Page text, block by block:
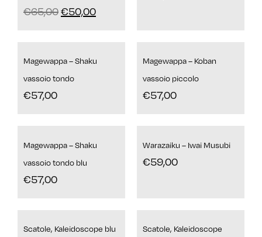
€65,00€50,00
Magewappa – Shaku
vassoio tondo
€57,00
Magewappa – Koban
vassoio piccolo
€57,00
Magewappa – Shaku
vassoio tondo blu
€57,00
Warazaiku – Iwai Musubi
€59,00
Scatole, Kaleidoscope blu
Scatole, Kaleidoscope